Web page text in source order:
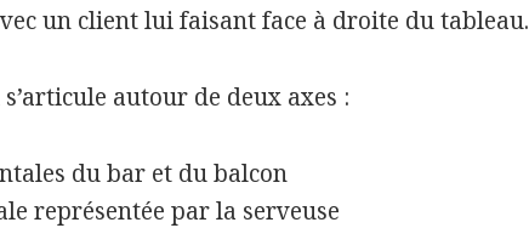
un client lui faisant face à droite du tableau.
autour de deux axes :
du bar et du balcon
représentée par la serveuse